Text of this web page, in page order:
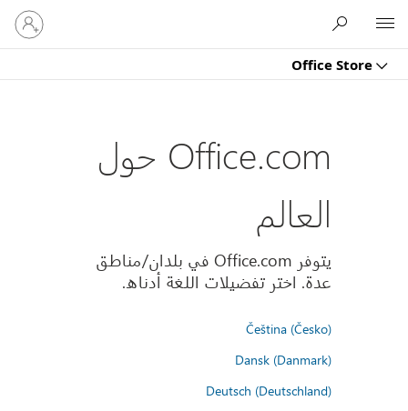
Office Store
تسجيل
الدخول
إلى
Office.com حول
العالم
يتوفر Office.com في بلدان/مناطق
عدة. اختر تفضيلات اللغة أدناه.
Čeština (Česko)
Dansk (Danmark)
Deutsch (Deutschland)